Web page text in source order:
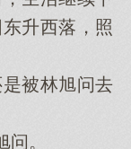
升西落，照
被林旭问去
。